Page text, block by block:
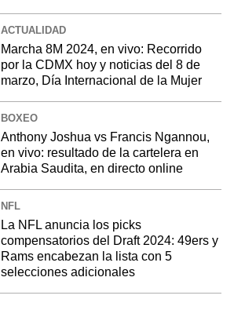
ACTUALIDAD
Marcha 8M 2024, en vivo: Recorrido
por la CDMX hoy y noticias del 8 de
marzo, Día Internacional de la Mujer
BOXEO
Anthony Joshua vs Francis Ngannou,
en vivo: resultado de la cartelera en
Arabia Saudita, en directo online
NFL
La NFL anuncia los picks
compensatorios del Draft 2024: 49ers y
Rams encabezan la lista con 5
selecciones adicionales